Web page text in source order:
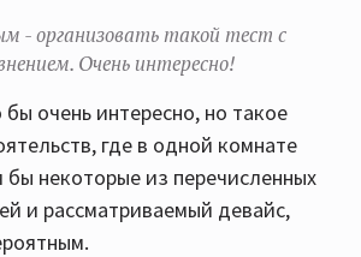
- организовать такой тест с
Очень интересно!
очень интересно, но такое
где в одной комнате
бы некоторые из перечисленных
и рассматриваемый девайс,